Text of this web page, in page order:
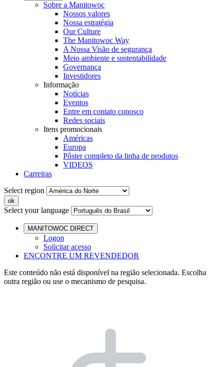
Sobre a Manitowoc
Nossos valores
Nossa estratégia
Our Culture
The Manitowoc Way
A Nossa Visão de segurança
Meio ambiente e sustentabilidade
Governança
Investidores
Informação
Notícias
Eventos
Entre em contato conosco
Redes sociais
Itens promocionais
Américas
Europa
Pôster completo da linha de produtos
VIDEOS
Carreiras
Select region
Select your language
MANITOWOC DIRECT
Logon
Solicitar acesso
ENCONTRE UM REVENDEDOR
Este conteúdo não está disponível na região selecionada. Escolha
outra região ou use o mecanismo de pesquisa.